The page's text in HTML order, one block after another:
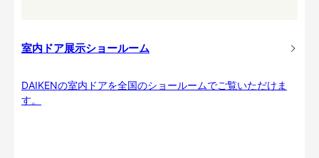
室内ドア展示ショールーム
DAIKENの室内ドアを全国のショールームでご覧いただけま
す。